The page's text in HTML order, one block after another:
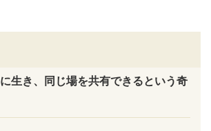
生き、同じ場を共有できるという奇